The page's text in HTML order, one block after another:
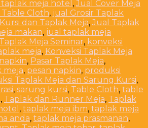
meja hotel ,Jual Cover Meja
Cloth, jual Grosir Taplak
dan Taplak Meja,Jual Taplak
makan, jual taplak meja
Meja Seminar, konveksi
meja, Konveksi Taplak Meja
napkin, Pasar Taplak Meja,
meja, pesan napkin, produksi
Taplak Meja dan Sarung Kursi,
, sarung kursi, Table Cloth, table
, Taplak dan Runner Meja, Taplak
, taplak meja ibm, taplak meja
anda, taplak meja prasmanan,